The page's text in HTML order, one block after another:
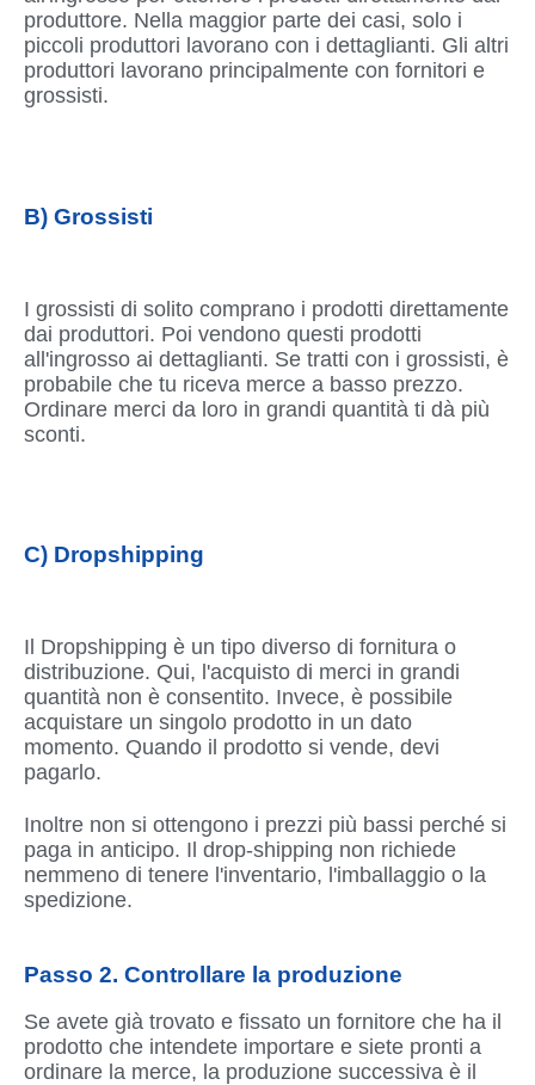
produttore. Nella maggior parte dei casi, solo i
piccoli produttori lavorano con i dettaglianti. Gli altri
produttori lavorano principalmente con fornitori e
grossisti.
B) Grossisti
I grossisti di solito comprano i prodotti direttamente
dai produttori. Poi vendono questi prodotti
all'ingrosso ai dettaglianti. Se tratti con i grossisti, è
probabile che tu riceva merce a basso prezzo.
Ordinare merci da loro in grandi quantità ti dà più
sconti.
C) Dropshipping
Il Dropshipping è un tipo diverso di fornitura o
distribuzione. Qui, l'acquisto di merci in grandi
quantità non è consentito. Invece, è possibile
acquistare un singolo prodotto in un dato
momento. Quando il prodotto si vende, devi
pagarlo.
Inoltre non si ottengono i prezzi più bassi perché si
paga in anticipo. Il drop-shipping non richiede
nemmeno di tenere l'inventario, l'imballaggio o la
spedizione.
Passo 2. Controllare la produzione
Se avete già trovato e fissato un fornitore che ha il
prodotto che intendete importare e siete pronti a
ordinare la merce, la produzione successiva è il